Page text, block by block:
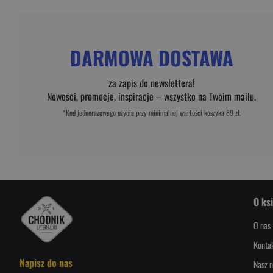
DARMOWA DOSTAWA
za zapis do newslettera!
Nowości, promocje, inspiracje – wszystko na Twoim mailu.
*Kod jednorazowego użycia przy minimalnej wartości koszyka 89 zł.
Napisz do nas
O
O nas
Nasz